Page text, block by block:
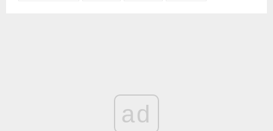
ad